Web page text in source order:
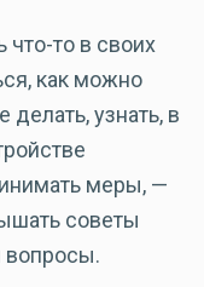
что-то в своих
как можно
делать, узнать, в
меры, —
советы
вопросы.